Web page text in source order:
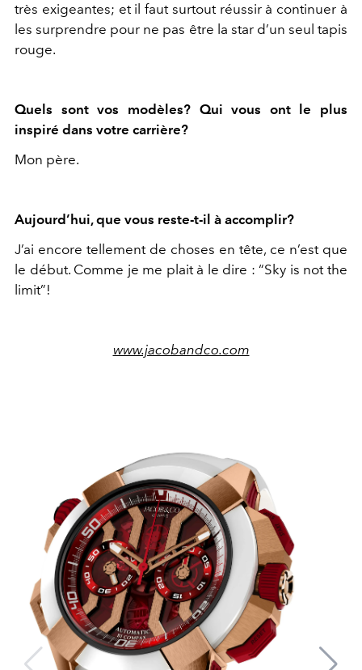
très exigeantes; et il faut surtout réussir à continuer à
les surprendre pour ne pas être la star d’un seul tapis
rouge.
Quels sont vos modèles? Qui vous ont le plus
inspiré dans votre carrière?
Mon père.
Aujourd’hui, que vous reste-t-il à accomplir?
J’ai encore tellement de choses en tête, ce n’est que
le début. Comme je me plait à le dire : “Sky is not the
limit”!
www.jacobandco.com